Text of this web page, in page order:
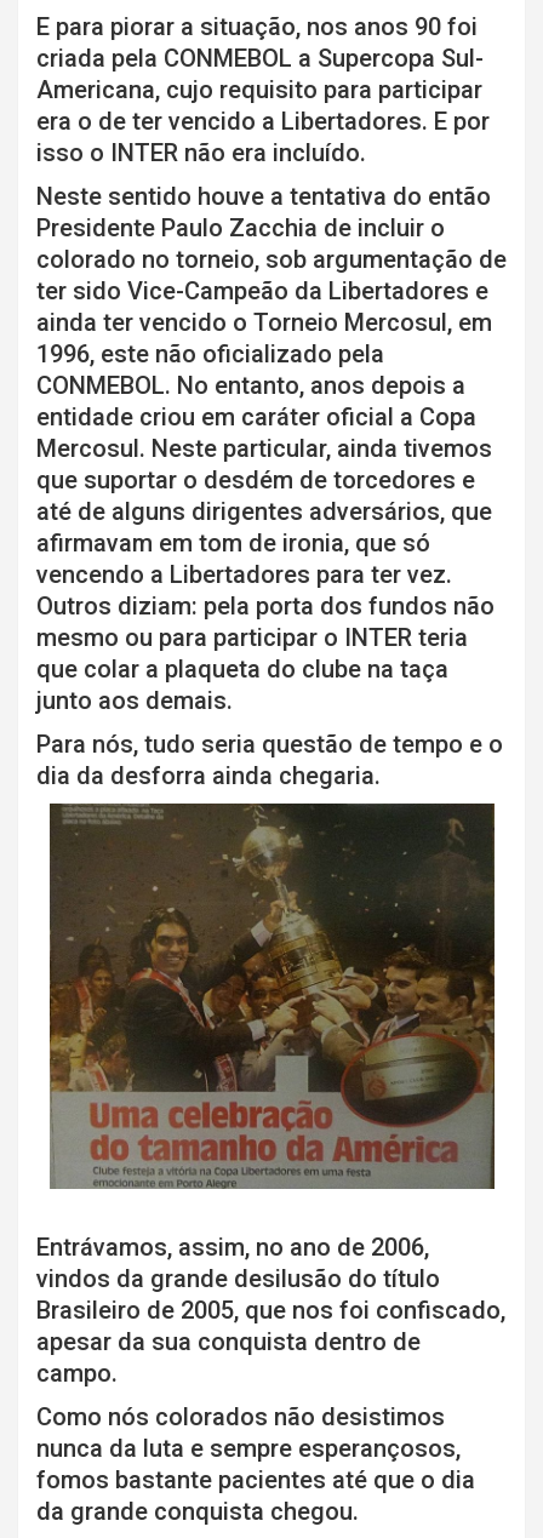
E para piorar a situação, nos anos 90 foi
criada pela CONMEBOL a Supercopa Sul-
Americana, cujo requisito para participar
era o de ter vencido a Libertadores. E por
isso o INTER não era incluído.
Neste sentido houve a tentativa do então
Presidente Paulo Zacchia de incluir o
colorado no torneio, sob argumentação de
ter sido Vice-Campeão da Libertadores e
ainda ter vencido o Torneio Mercosul, em
1996, este não oficializado pela
CONMEBOL. No entanto, anos depois a
entidade criou em caráter oficial a Copa
Mercosul. Neste particular, ainda tivemos
que suportar o desdém de torcedores e
até de alguns dirigentes adversários, que
afirmavam em tom de ironia, que só
vencendo a Libertadores para ter vez.
Outros diziam: pela porta dos fundos não
mesmo ou para participar o INTER teria
que colar a plaqueta do clube na taça
junto aos demais.
Para nós, tudo seria questão de tempo e o
dia da desforra ainda chegaria.
Entrávamos, assim, no ano de 2006,
vindos da grande desilusão do título
Brasileiro de 2005, que nos foi confiscado,
apesar da sua conquista dentro de
campo.
Como nós colorados não desistimos
nunca da luta e sempre esperançosos,
fomos bastante pacientes até que o dia
da grande conquista chegou.